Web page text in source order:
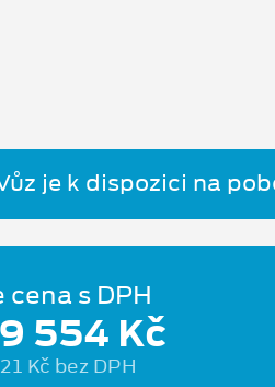
je k dispozici na
cena s DPH
554 Kč
Kč bez DPH